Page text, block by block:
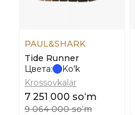
PAUL&SHARK
Tide Runner
Цвета:
Ko'k
Krossovkalar
7 251 000 soʻm
9 064 000 soʻm